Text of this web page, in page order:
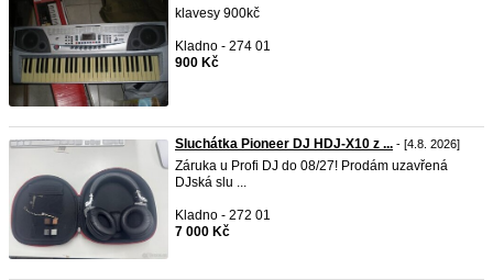
klavesy 900kč
Kladno - 274 01
900 Kč
Sluchátka Pioneer DJ HDJ-X10 z ... - [4.8. 2026]
Záruka u Profi DJ do 08/27! Prodám uzavřená
DJská slu ...
Kladno - 272 01
7 000 Kč